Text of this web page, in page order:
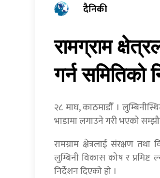
दैनिकी
रामग्राम
गर्न समितिको
२८ माघ, काठमाडौँ ।
भाडामा लगाउने गरी भएको
रामग्राम क्षेत्रलाई संरक्षण
लुम्बिनी विकास कोष र
निर्देशन दिएको हो ।